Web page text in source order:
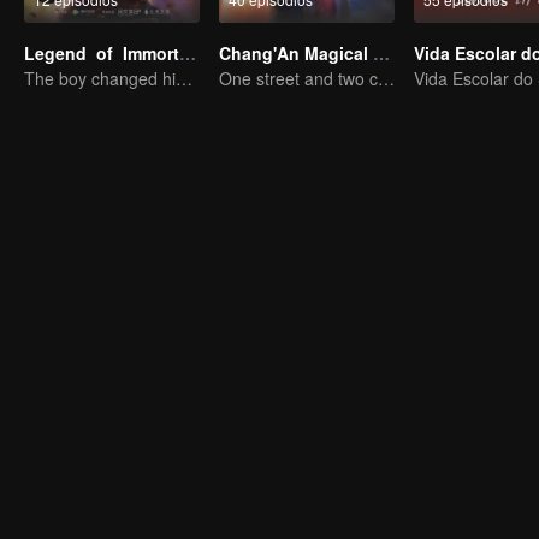
Legend of Immortals
The boy changed his life into a king
Chang'An Magical Street
One street and two circles, alternating day and night.